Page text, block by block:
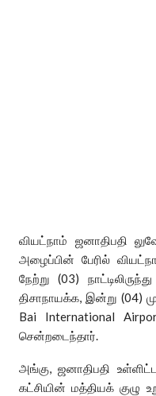
வியட்நாம் ஜனாதிபதி
அழைப்பின் பேரில்
நேற்று (03)
திசாநாயக்க, இன்று (04)
Bai International
சென்றடைந்தார்.
அங்கு, ஜனாதிபதி
கட்சியின் மத்தியக் குழு